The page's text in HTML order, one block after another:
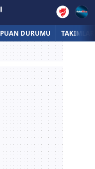
PUAN DURUMU TAKIMLAR